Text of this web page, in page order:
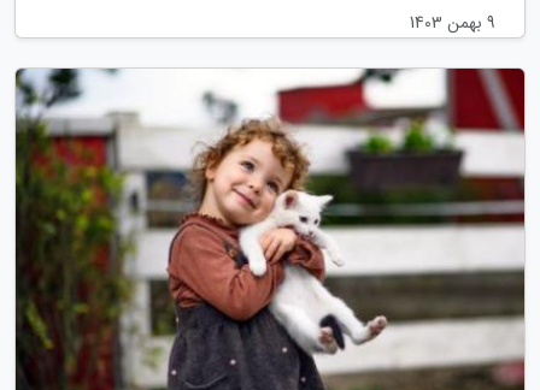
9 بهمن 1403